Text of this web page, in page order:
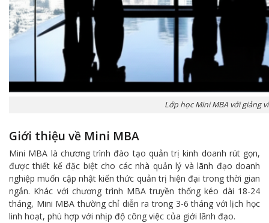
Lớp học Mini MBA với giảng
Giới thiệu về Mini MBA
Mini MBA là chương trình đào tạo quản trị kinh doanh rút gọn,
được thiết kế đặc biệt cho các nhà quản lý và lãnh đạo doanh
nghiệp muốn cập nhật kiến thức quản trị hiện đại trong thời gian
ngắn. Khác với chương trình MBA truyền thống kéo dài 18-24
tháng, Mini MBA thường chỉ diễn ra trong 3-6 tháng với lịch học
linh hoạt, phù hợp với nhịp độ công việc của giới lãnh đạo.